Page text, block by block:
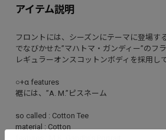
アイテム説明
フロントには、シーズンにテーマに登場す
でなびかせた”マハトマ・ガンディー”のフ
レギュラーオンスコットンボディを採用し
○+α features
裾には、”A. M.”ピスネーム
so called : Cotton Tee
material : Cotton